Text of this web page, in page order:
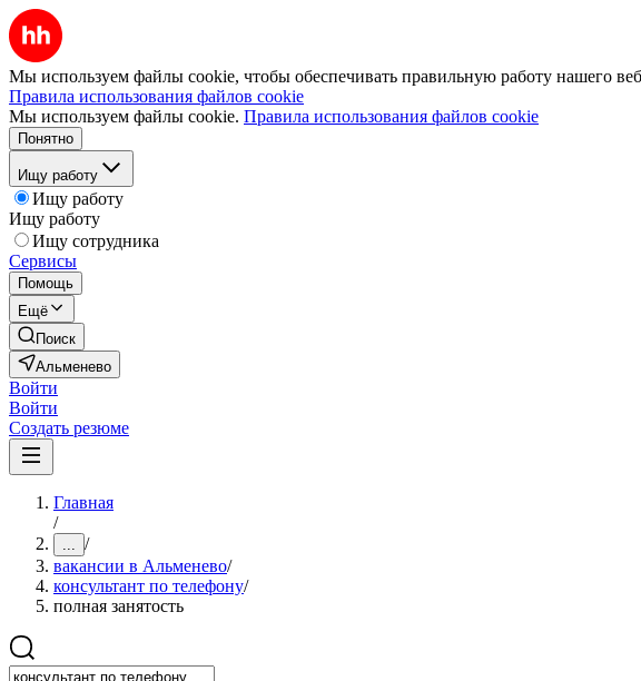
Мы используем файлы cookie, чтобы обеспечивать правильную работу нашего
Правила использования файлов cookie
Мы используем файлы cookie. Правила использования файлов cookie
Понятно
Ищу работу
Ищу работу
Ищу работу
Ищу сотрудника
Сервисы
Помощь
Ещё
Поиск
Альменево
Войти
Войти
Создать резюме
Главная
/
... /
вакансии в Альменево/
консультант по телефону/
полная занятость